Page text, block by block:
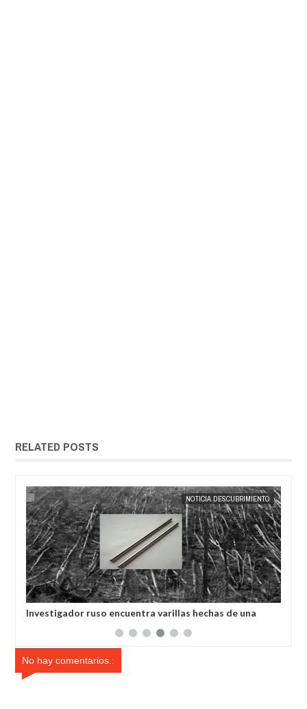
RELATED POSTS
2025 MAY 23, 2025
NOTICIA DESCUBRIMIENTO
Investigador ruso encuentra varillas hechas de una
EXTRANOTIX MISTERIO
No hay comentarios.: